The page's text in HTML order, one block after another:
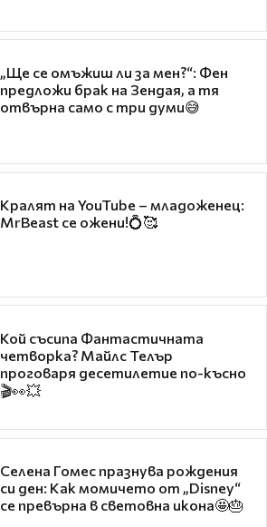
„Ще се омъжиш ли за мен?“: Фен
предложи брак на Зендая, а тя
отвърна само с три думи😅
Кралят на YouTube – младоженец:
MrBeast се ожени!💍🥰
Кой съсипа Фантастичната
четворка? Майлс Телър
проговаря десетилетие по-късно
🎬👀💥
Селена Гомес празнува рождения
си ден: Как момичето от „Disney“
се превърна в световна икона🤩🎂